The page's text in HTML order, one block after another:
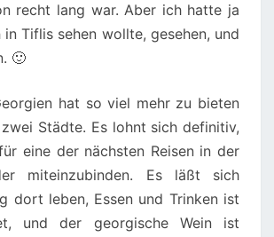
recht lang war. Aber ich hatte ja
Tiflis sehen wollte, gesehen, und
🙂
hat so viel mehr zu bieten
Städte. Es lohnt sich definitiv,
eine der nächsten Reisen in der
miteinzubinden. Es läßt sich
dort leben, Essen und Trinken ist
und der georgische Wein ist